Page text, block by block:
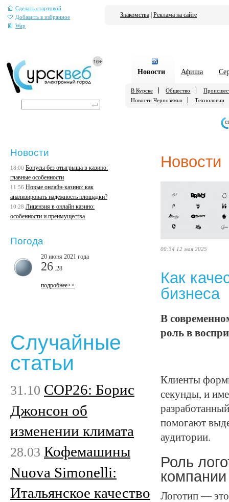
Сделать стартовой
Добавить в избранное
Wap
Знакомства Реклама на сайте
Новости Афиша
В Курске Общество
Новости Черноземья
Технологии
Новости
00:34 12 мая 2025
Как
бизнеса
В
роль в
Клиенты
секунды, и
помогают
аудитории.
Роль
компании
Логотип —
Новости
18:00 Бонусы без отыгрыша в казино:
главные особенности
11:56 Новые онлайн-казино: как
анализировать надежность площадки?
10:28 Лицензия в онлайн казино:
особенности и преимущества
Погода
20 июня 2021 года
26 ..28
подробнее>>
Случайные
статьи
31.10 COP26: Борис
Джонсон об
изменении климата
28.03 Кофемашины
Nuova Simonelli:
Итальянское качество